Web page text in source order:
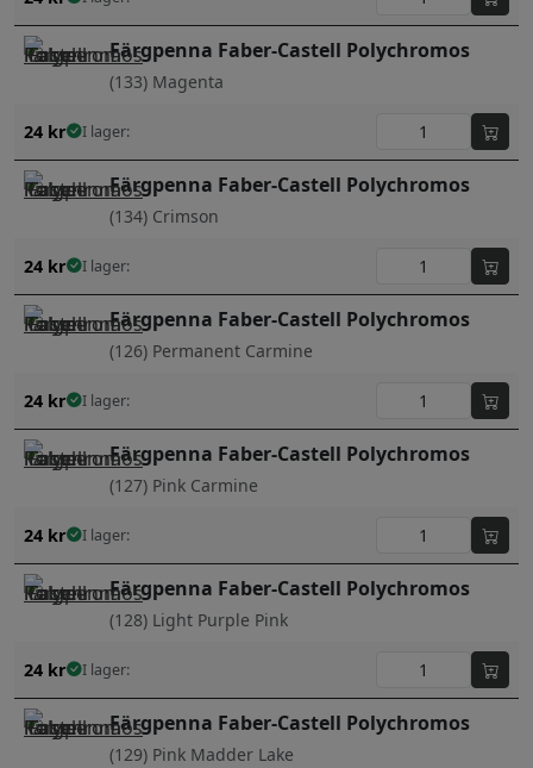
Färgpenna Faber-Castell Polychromos
(133) Magenta
24 kr I lager:
Färgpenna Faber-Castell Polychromos
(134) Crimson
24 kr I lager:
Färgpenna Faber-Castell Polychromos
(126) Permanent Carmine
24 kr I lager:
Färgpenna Faber-Castell Polychromos
(127) Pink Carmine
24 kr I lager:
Färgpenna Faber-Castell Polychromos
(128) Light Purple Pink
24 kr I lager:
Färgpenna Faber-Castell Polychromos
(129) Pink Madder Lake